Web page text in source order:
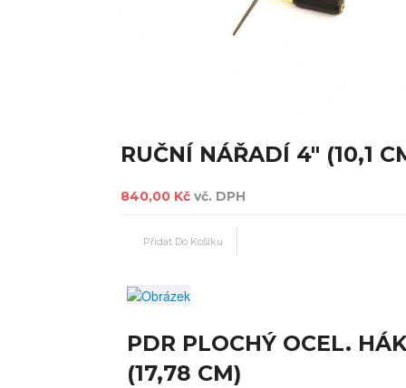
RUČNÍ NÁŘADÍ 4" (10,1
840,00 Kč vč. DPH
PDR PLOCHÝ OCEL.
(17,78 CM)